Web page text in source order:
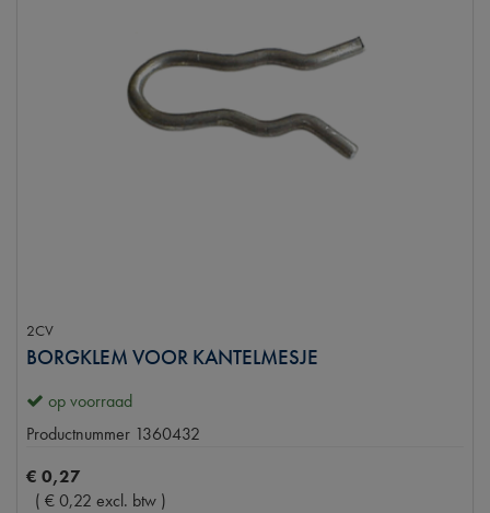
2CV
BORGKLEM VOOR KANTELMESJE
op voorraad
Productnummer 1360432
€ 0,27
( €0,22 excl. btw )